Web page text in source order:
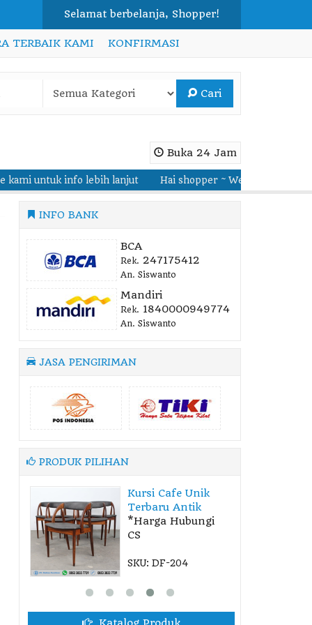
Selamat berbelanja, Shopper!
TERBAIK KAMI KONFIRMASI
Cari
Buka 24 Jam
info lebih lanjut Hai shopper ~ Welcome to Delima
INFO BANK
BCA
Rek. 247175412
An. Siswanto
Mandiri
Rek. 1840000949774
An. Siswanto
JASA PENGIRIMAN
PRODUK PILIHAN
Ranjang Susun
Anak Kayu Jati
M....
*Harga Hubungi